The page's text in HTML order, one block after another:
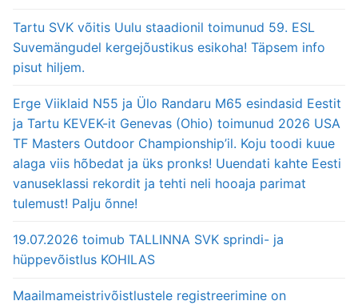
Tartu SVK võitis Uulu staadionil toimunud 59. ESL
Suvemängudel kergejõustikus esikoha! Täpsem info
pisut hiljem.
Erge Viiklaid N55 ja Ülo Randaru M65 esindasid Eestit
ja Tartu KEVEK-it Genevas (Ohio) toimunud 2026 USA
TF Masters Outdoor Championship’il. Koju toodi kuue
alaga viis hõbedat ja üks pronks! Uuendati kahte Eesti
vanuseklassi rekordit ja tehti neli hooaja parimat
tulemust! Palju õnne!
19.07.2026 toimub TALLINNA SVK sprindi- ja
hüppevõistlus KOHILAS
Maailmameistrivõistlustele registreerimine on